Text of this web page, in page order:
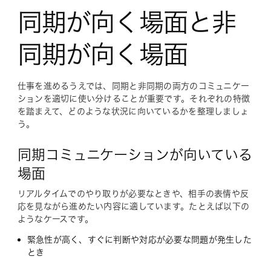
同期が向く場面と非
同期が向く場面
仕事を進めるうえでは、同期と非同期の両方のコミュニケー
ションを適切に使い分けることが重要です。それぞれの特徴
を踏まえて、どのような状況に向いているかを整理しましょ
う。
同期コミュニケーションが向いている
場面
リアルタイムでのやり取りが必要なときや、相手の表情や反
応を見ながら進めたい内容に適しています。たとえば以下の
ようなケースです。
緊急性が高く、すぐに判断や対応が必要な問題が発生した
とき